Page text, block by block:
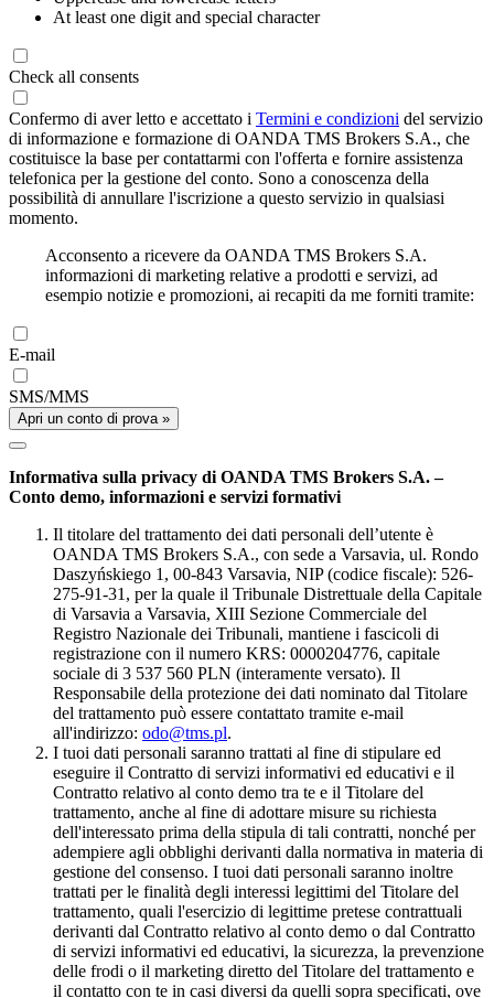
At least one digit and special character
Check all consents
Confermo di aver letto e accettato i Termini e condizioni del servizio
di informazione e formazione di OANDA TMS Brokers S.A., che
costituisce la base per contattarmi con l'offerta e fornire assistenza
telefonica per la gestione del conto. Sono a conoscenza della
possibilità di annullare l'iscrizione a questo servizio in qualsiasi
momento.
Acconsento a ricevere da OANDA TMS Brokers S.A.
informazioni di marketing relative a prodotti e servizi, ad
esempio notizie e promozioni, ai recapiti da me forniti tramite:
E-mail
SMS/MMS
Apri un conto di prova »
Informativa sulla privacy di OANDA TMS Brokers S.A. –
Conto demo, informazioni e servizi formativi
Il titolare del trattamento dei dati personali dell’utente è
OANDA TMS Brokers S.A., con sede a Varsavia, ul. Rondo
Daszyńskiego 1, 00-843 Varsavia, NIP (codice fiscale): 526-
275-91-31, per la quale il Tribunale Distrettuale della Capitale
di Varsavia a Varsavia, XIII Sezione Commerciale del
Registro Nazionale dei Tribunali, mantiene i fascicoli di
registrazione con il numero KRS: 0000204776, capitale
sociale di 3 537 560 PLN (interamente versato). Il
Responsabile della protezione dei dati nominato dal Titolare
del trattamento può essere contattato tramite e-mail
all'indirizzo: odo@tms.pl.
I tuoi dati personali saranno trattati al fine di stipulare ed
eseguire il Contratto di servizi informativi ed educativi e il
Contratto relativo al conto demo tra te e il Titolare del
trattamento, anche al fine di adottare misure su richiesta
dell'interessato prima della stipula di tali contratti, nonché per
adempiere agli obblighi derivanti dalla normativa in materia di
gestione del consenso. I tuoi dati personali saranno inoltre
trattati per le finalità degli interessi legittimi del Titolare del
trattamento, quali l'esercizio di legittime pretese contrattuali
derivanti dal Contratto relativo al conto demo o dal Contratto
di servizi informativi ed educativi, la sicurezza, la prevenzione
delle frodi o il marketing diretto del Titolare del trattamento e
il contatto con te in casi diversi da quelli sopra specificati, ove